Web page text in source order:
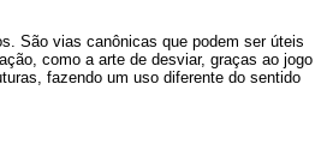
São vias canônicas que podem ser úteis
como a arte de desviar, graças ao jogo
fazendo um uso diferente do sentido